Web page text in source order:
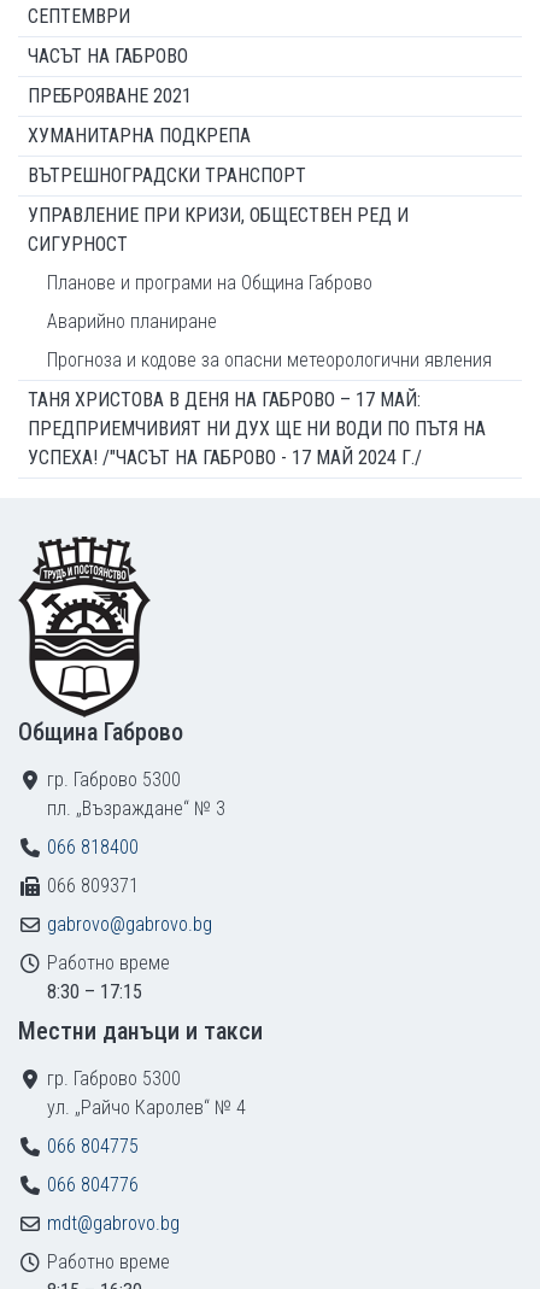
СЕПТЕМВРИ
ЧАСЪТ НА ГАБРОВО
ПРЕБРОЯВАНЕ 2021
ХУМАНИТАРНА ПОДКРЕПА
ВЪТРЕШНОГРАДСКИ ТРАНСПОРТ
УПРАВЛЕНИЕ ПРИ КРИЗИ, ОБЩЕСТВЕН РЕД И
СИГУРНОСТ
Планове и програми на Община Габрово
Аварийно планиране
Прогноза и кодове за опасни метеорологични явления
ТАНЯ ХРИСТОВА В ДЕНЯ НА ГАБРОВО – 17 МАЙ:
ПРЕДПРИЕМЧИВИЯТ НИ ДУХ ЩЕ НИ ВОДИ ПО ПЪТЯ НА
УСПЕХА! /"ЧАСЪТ НА ГАБРОВО - 17 МАЙ 2024 Г./
Footer
Община Габрово
гр. Габрово 5300
пл. „Възраждане“ № 3
066 818400
066 809371
gabrovo@gabrovo.bg
Работно време
8:30 – 17:15
Местни данъци и такси
гр. Габрово 5300
ул. „Райчо Каролев“ № 4
066 804775
066 804776
mdt@gabrovo.bg
Работно време